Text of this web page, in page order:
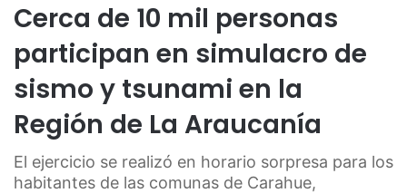
Cerca de 10 mil personas
participan en simulacro de
sismo y tsunami en la
Región de La Araucanía
El ejercicio se realizó en horario sorpresa para los
habitantes de las comunas de Carahue,